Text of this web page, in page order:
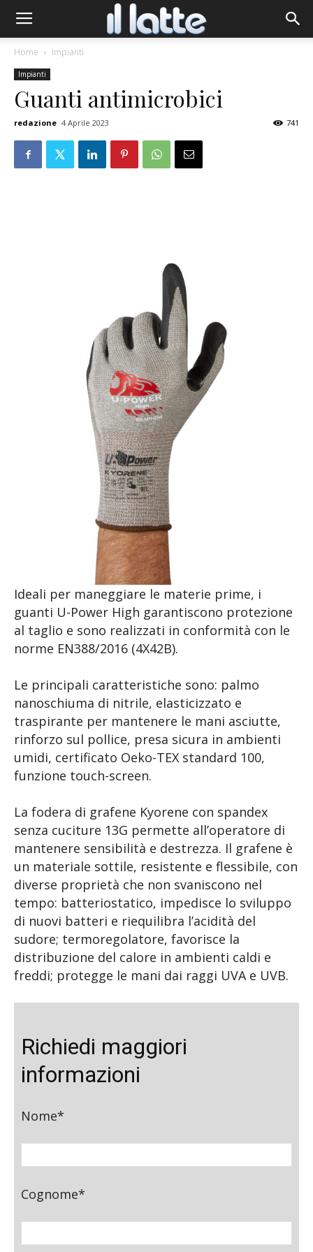
Home Impianti
Impianti
Guanti antimicrobici
redazione 4 Aprile 2023 741
Ideali per maneggiare le materie prime, i
guanti U-Power High garantiscono protezione
al taglio e sono realizzati in conformità con le
norme EN388/2016 (4X42B).
Le principali caratteristiche sono: palmo
nanoschiuma di nitrile, elasticizzato e
traspirante per mantenere le mani asciutte,
rinforzo sul pollice, presa sicura in ambienti
umidi, certificato Oeko-TEX standard 100,
funzione touch-screen.
La fodera di grafene Kyorene con spandex
senza cuciture 13G permette all’operatore di
mantenere sensibilità e destrezza. Il grafene è
un materiale sottile, resistente e flessibile, con
diverse proprietà che non svaniscono nel
tempo: batteriostatico, impedisce lo sviluppo
di nuovi batteri e riequilibra l’acidità del
sudore; termoregolatore, favorisce la
distribuzione del calore in ambienti caldi e
freddi; protegge le mani dai raggi UVA e UVB.
Richiedi maggiori
informazioni
Nome*
Cognome*